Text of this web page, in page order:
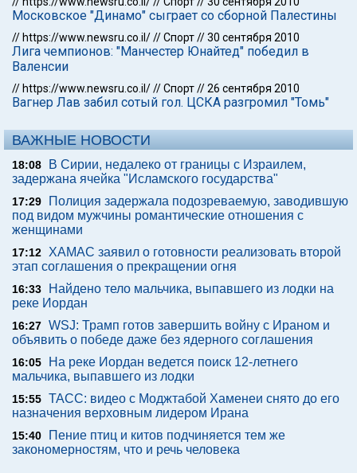
Московское "Динамо" сыграет со сборной Палестины
// https://www.newsru.co.il///Спорт//30 сентября 2010
Лига чемпионов: "Манчестер Юнайтед" победил в
Валенсии
// https://www.newsru.co.il///Спорт//26 сентября 2010
Вагнер Лав забил сотый гол. ЦСКА разгромил "Томь"
ВАЖНЫЕ НОВОСТИ
18:08
В Сирии, недалеко от границы с Израилем,
задержана ячейка "Исламского государства"
17:29
Полиция задержала подозреваемую, заводившую
под видом мужчины романтические отношения с
женщинами
17:12
ХАМАС заявил о готовности реализовать второй
этап соглашения о прекращении огня
16:33
Найдено тело мальчика, выпавшего из лодки на
реке Иордан
16:27 WSJ: Трамп готов завершить войну с Ираном и
объявить о победе даже без ядерного соглашения
16:05
На реке Иордан ведется поиск 12-летнего
мальчика, выпавшего из лодки
15:55 ТАСС: видео с Моджтабой Хаменеи снято до его
назначения верховным лидером Ирана
15:40
Пение птиц и китов подчиняется тем же
закономерностям, что и речь человека